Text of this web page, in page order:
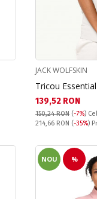
JACK WOLFSKIN
Tricou
Текуща цена:
139,52 RON
150,24 RON (-7%)
Pret obisnuit:
214,66 RON (-35%)
NOU %